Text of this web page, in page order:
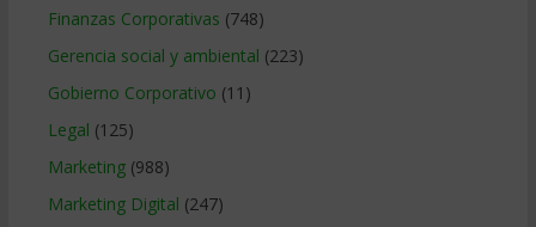
Finanzas Corporativas (748)
Gerencia social y ambiental (223)
Gobierno Corporativo (11)
Legal (125)
Marketing(988)
Marketing Digital (247)